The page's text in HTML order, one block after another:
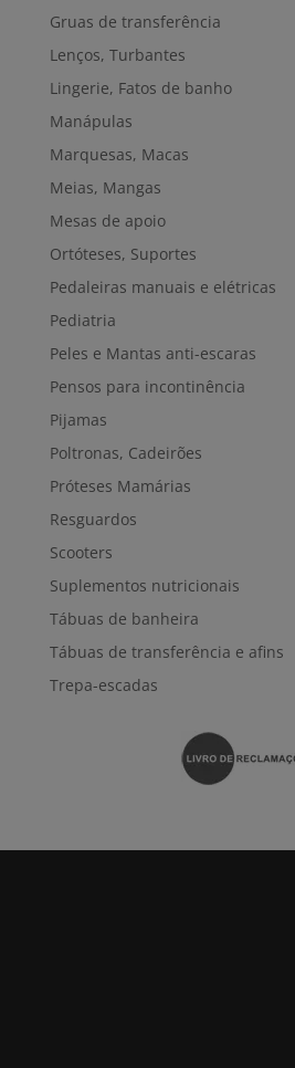
Gruas de transferência
Lenços, Turbantes
Lingerie, Fatos de banho
Manápulas
Marquesas, Macas
Meias, Mangas
Mesas de apoio
Ortóteses, Suportes
Pedaleiras manuais e elétricas
Pediatria
Peles e Mantas anti-escaras
Pensos para incontinência
Pijamas
Poltronas, Cadeirões
Próteses Mamárias
Resguardos
Scooters
Suplementos nutricionais
Tábuas de banheira
Tábuas de transferência e afins
Trepa-escadas